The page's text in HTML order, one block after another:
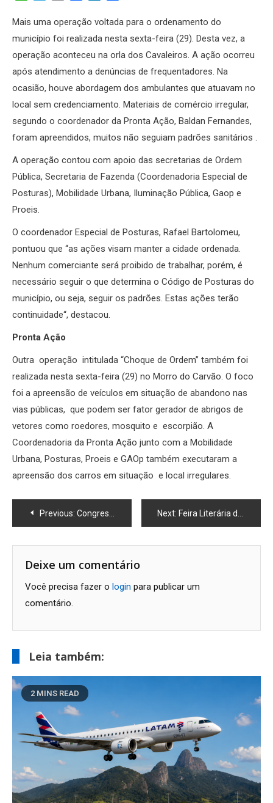
Mais uma operação voltada para o ordenamento do
município foi realizada nesta sexta-feira (29). Desta vez, a
operação aconteceu na orla dos Cavaleiros. A ação ocorreu
após atendimento a denúncias de frequentadores. Na
ocasião, houve abordagem dos ambulantes que atuavam no
local sem credenciamento. Materiais de comércio irregular,
segundo o coordenador da Pronta Ação, Baldan Fernandes,
foram apreendidos, muitos não seguiam padrões sanitários .
A operação contou com apoio das secretarias de Ordem
Pública, Secretaria de Fazenda (Coordenadoria Especial de
Posturas), Mobilidade Urbana, Iluminação Pública, Gaop e
Proeis.
O coordenador Especial de Posturas, Rafael Bartolomeu,
pontuou que “as ações visam manter a cidade ordenada.
Nenhum comerciante será proibido de trabalhar, porém, é
necessário seguir o que determina o Código de Posturas do
município, ou seja, seguir os padrões. Estas ações terão
continuidade“, destacou.
Pronta Ação
Outra operação intitulada “Choque de Ordem” também foi
realizada nesta sexta-feira (29) no Morro do Carvão. O foco
foi a apreensão de veículos em situação de abandono nas
vias públicas, que podem ser fator gerador de abrigos de
vetores como roedores, mosquito e escorpião. A
Coordenadoria da Pronta Ação junto com a Mobilidade
Urbana, Posturas, Proeis e GAOp também executaram a
apreensão dos carros em situação e local irregulares.
Navegação
de
Post
Previous: Congresso Internacional de Odontologia acontece em Macaé Next: Feira Literária de Quissamã promete cultura, diversão e aprendizado em quatro dias de programação gratuita
Deixe um comentário
Você precisa fazer o login para publicar um
comentário.
Leia também:
2 MINS READ